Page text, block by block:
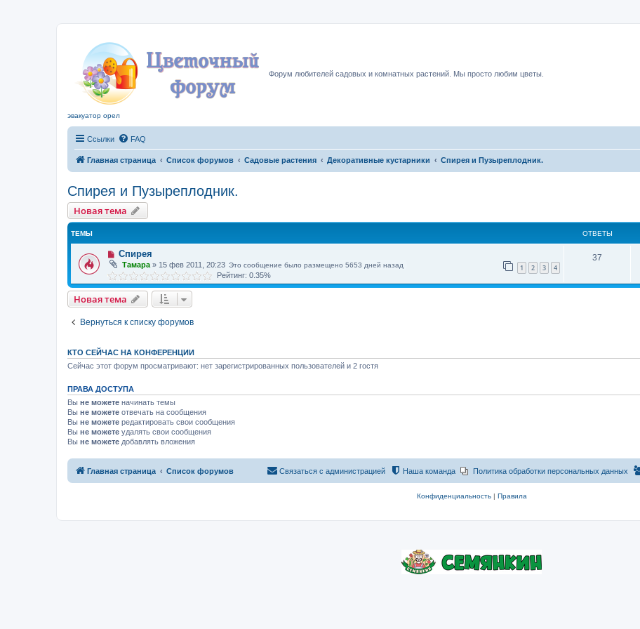
Форум любителей садовых и комнатных растений. Мы просто любим цветы.
эвакуатор орел
Ссылки FAQ
Главная страница Список форумов Садовые растения Декоративные кустарники Спирея и Пузыреплодник.
Спирея и Пузыреплодник.
Новая тема
ТЕМЫ ОТВЕТЫ
Спирея
Тамара » 15 фев 2011, 20:23 1 2 3 4
Это сообщение было размещено 5653 дней назад
Рейтинг: 0.35%
37
Новая тема
Вернуться к списку форумов
КТО СЕЙЧАС НА КОНФЕРЕНЦИИ
Сейчас этот форум просматривают: нет зарегистрированных пользователей и 2 гостя
ПРАВА ДОСТУПА
Вы не можете начинать темы
Вы не можете отвечать на сообщения
Вы не можете редактировать свои сообщения
Вы не можете удалять свои сообщения
Вы не можете добавлять вложения
Главная страница Список форумов Политика обработки персональных данных
Наша команда
Связаться с администрацией
Конфиденциальность| Правила